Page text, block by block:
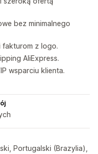
bez minimalnego
fakturom z logo.
AliExpress.
wsparciu klienta.
Portugalski (Brazylia),